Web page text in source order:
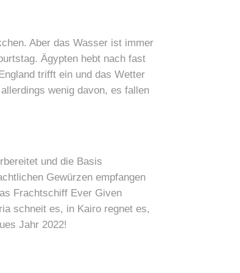
Aber das Wasser ist immer
Ägypten hebt nach fast
trifft ein und das Wetter
wenig davon, es fallen
und die Basis
Gewürzen empfangen
Frachtschiff Ever Given
schneit es, in Kairo regnet es,
Jahr 2022!